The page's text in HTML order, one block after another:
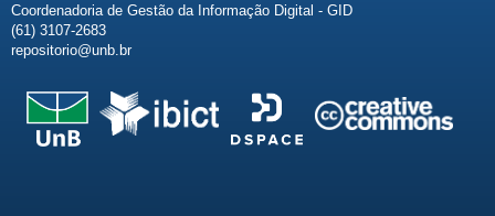
Coordenadoria de Gestão da Informação Digital - GID
(61) 3107-2683
repositorio@unb.br